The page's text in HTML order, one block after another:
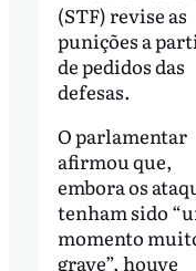
(STF) revise as
punições a
de pedidos das
defesas.
O parlamentar
afirmou que,
embora os
tenham sido
momento
grave”, houve